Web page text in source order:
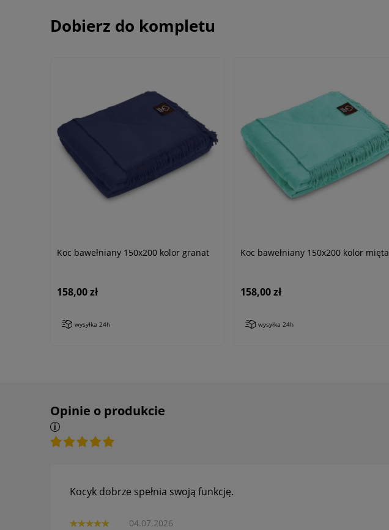
Dobierz do kompletu
Koc bawełniany 150x200 kolor granat
158,00 zł
wysyłka 24h
Koc bawełniany 150x200 kolor mięta
158,00 zł
wysyłka 24h
Opinie o produkcie
04.07.2026
Kocyk dobrze spełnia swoją funkcję.